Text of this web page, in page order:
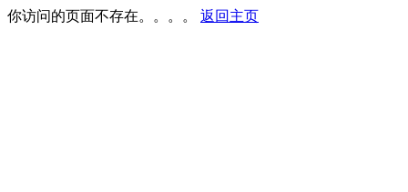
你访问的页面不存在。。。。 返回主页